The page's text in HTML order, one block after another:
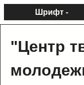
Шрифт -
"Центр